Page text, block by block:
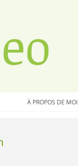
À PROPOS DE MOI